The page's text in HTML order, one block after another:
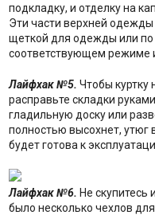
подкладку, и отделку на
Эти части верхней
щеткой для одежды или по
соответствующем режиме
Лайфхак №5. Чтобы куртку
расправьте складки
гладильную доску или
полностью высохнет, утюг
будет готова к
Лайфхак №6. Не скупитесь
было несколько чехлов